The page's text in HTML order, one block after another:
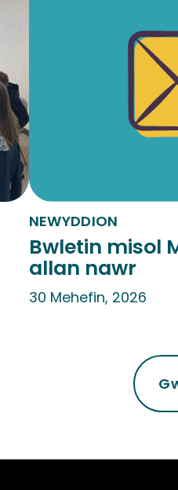
NEWYDDION
Bwletin misol
allan nawr
30 Mehefin, 2026